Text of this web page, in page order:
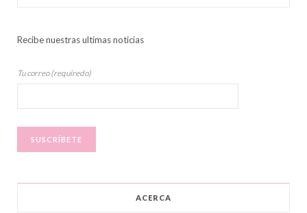
Recibe nuestras ultimas noticias
Tu correo (requiredo)
ACERCA